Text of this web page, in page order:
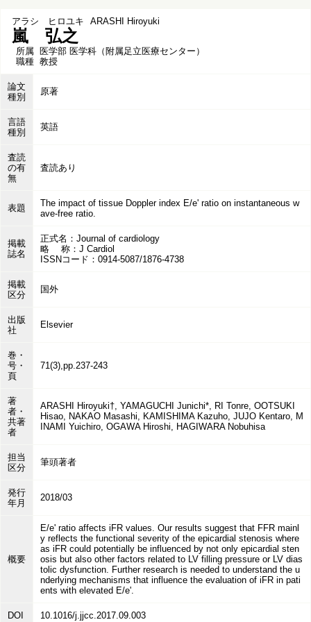
アラシ ヒロユキ ARASHI Hiroyuki
嵐 弘之
所属 医学部 医学科（附属足立医療センター）
職種 教授
論文
種別
原著
言語
種別
英語
査読
の有
無
査読あり
表題
The impact of tissue Doppler index E/e' ratio on instantaneous w
ave-free ratio.
掲載
誌名
正式名：Journal of cardiology
略 称：J Cardiol
ISSNコード：0914-5087/1876-4738
掲載
区分
国外
出版
社
Elsevier
巻・
号・
頁
71(3),pp.237-243
著
者・
共著
者
ARASHI Hiroyuki†, YAMAGUCHI Junichi*, RI Tonre, OOTSUKI
Hisao, NAKAO Masashi, KAMISHIMA Kazuho, JUJO Kentaro, M
INAMI Yuichiro, OGAWA Hiroshi, HAGIWARA Nobuhisa
担当
区分
筆頭著者
発行
年月
2018/03
概要
E/e' ratio affects iFR values. Our results suggest that FFR mainl
y reflects the functional severity of the epicardial stenosis where
as iFR could potentially be influenced by not only epicardial sten
osis but also other factors related to LV filling pressure or LV dias
tolic dysfunction. Further research is needed to understand the u
nderlying mechanisms that influence the evaluation of iFR in pati
ents with elevated E/e'.
DOI 10.1016/j.jjcc.2017.09.003